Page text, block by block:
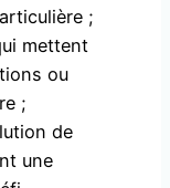
;
mettent
ou
;
de
une